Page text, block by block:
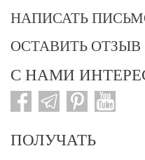
НАПИСАТЬ
ОСТАВИТЬ ОТЗЫВ
С НАМИ
ПОЛУЧАТЬ